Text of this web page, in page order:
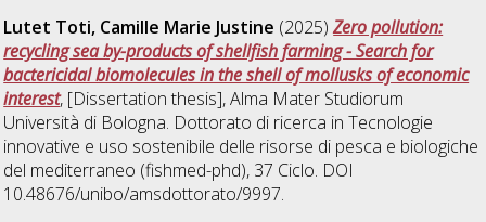
Lutet Toti, Camille Marie Justine (2025)Zero pollution:
recycling sea by-products of shellfish farming - Search for
bactericidal biomolecules in the shell of mollusks of economic
interest, [Dissertation thesis], Alma Mater Studiorum
Università di Bologna. Dottorato di ricerca inTecnologie
innovative e uso sostenibile delle risorse di pesca e biologiche
del mediterraneo (fishmed-phd), 37 Ciclo. DOI
10.48676/unibo/amsdottorato/9997.